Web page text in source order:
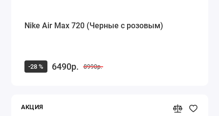
Nike Air Max 720 (Черные с розовым)
-28 % 6490р. 8990р.
АКЦИЯ